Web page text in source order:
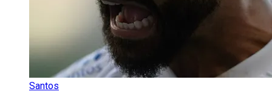
Santos